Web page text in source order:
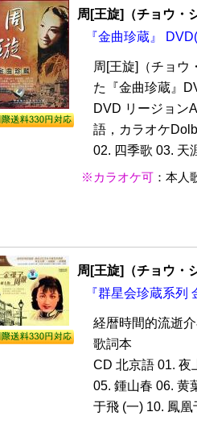
周[王旋]（チョウ・
『金曲珍蔵』
周[王旋]（チョウ
た『金曲珍蔵』
DVD リージョン
語，カラオケ
02. 四季歌 03. 天
※カラオケ可 ：本人
周[王旋]（チョウ・
『群星会珍蔵系列
経暦時間的流逝
歌詞本
CD 北京語 01. 夜
05. 鍾山春 06. 黄
于飛 (一) 10. 鳳凰